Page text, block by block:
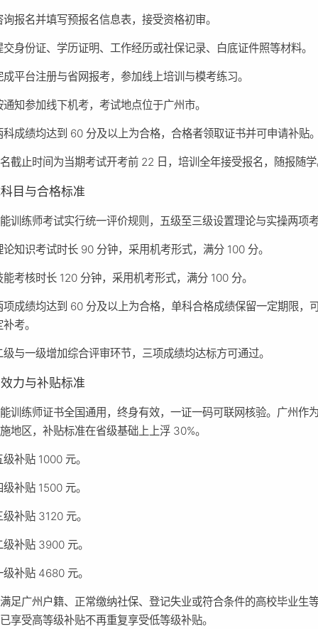
询报名并填写预报名信息表，接受资格初审。
交身份证、学历证明、工作经历或社保记录、白底证件照等材料。
成平台注册与省网报考，参加线上培训与模考练习。
通知参加线下机考，考试地点位于广州市。
科成绩均达到 60 分及以上为合格，合格者领取证书并可申请补贴。
截止时间为当期考试开考前 22 日，培训全年接受报名，随报随学
目与合格标准
训练师考试实行统一评价规则，五级至三级设置理论与实操两项考
论知识考试时长 90 分钟，采用机考形式，满分 100 分。
能考核时长 120 分钟，采用机考形式，满分 100 分。
项成绩均达到 60 分及以上为合格，单科合格成绩保留一定期限，
考。
级与一级增加综合评审环节，三项成绩均达标方可通过。
力与补贴标准
训练师证书全国通用，终身有效，一证一码可联网核验。广州作
地区，补贴标准在省级基础上上浮 30%。
级补贴 1000 元。
级补贴 1500 元。
级补贴 3120 元。
级补贴 3900 元。
级补贴 4680 元。
足广州户籍、正常缴纳社保、登记失业或符合条件的高校毕业生
享受高等级补贴不再重复享受低等级补贴。